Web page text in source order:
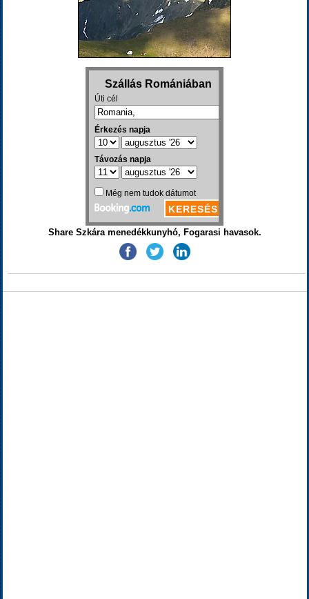
Share Szkára menedékkunyhó, Fogarasi havasok.